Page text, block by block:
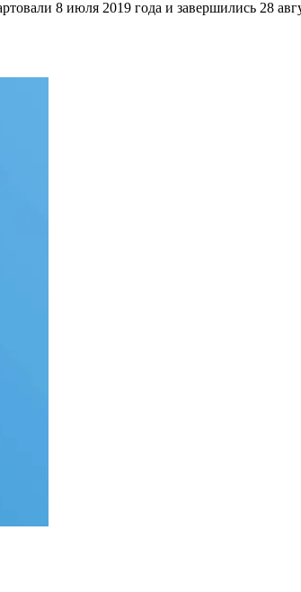
8 июля 2019 года и завершились 28